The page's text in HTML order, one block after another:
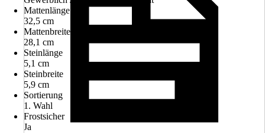
Mattenlänge
32,5 cm
Mattenbreite
28,1 cm
Steinlänge
5,1 cm
Steinbreite
5,9 cm
Sortierung
1. Wahl
Frostsicher
Ja